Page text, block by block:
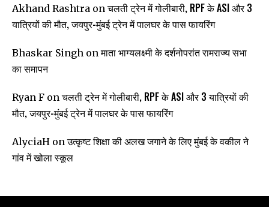
Akhand Rashtra onचलती ट्रेन में गोलीबारी, RPF के ASI और 3
यात्रियों की मौत, जयपुर-मुंबई ट्रेन में पालघर के पास फायरिंग
Bhaskar Singh onमाता भाग्यलक्ष्मी के दर्शनोपरांत रामराज्य सभा
का समापन
Ryan F onचलती ट्रेन में गोलीबारी, RPF के ASI और 3 यात्रियों की
मौत, जयपुर-मुंबई ट्रेन में पालघर के पास फायरिंग
AlyciaH onउत्कृष्ट शिक्षा की अलख जगाने के लिए मुंबई के वकील ने
गांव में खोला स्कूल